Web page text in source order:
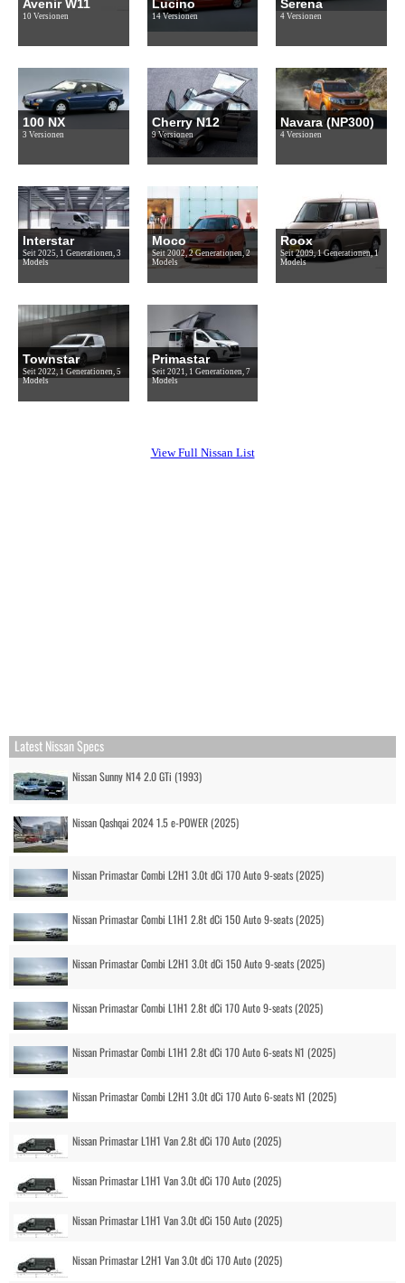
Avenir W11
10 Versionen
Lucino
14 Versionen
Serena
4 Versionen
100 NX
3 Versionen
Cherry N12
9 Versionen
Navara (NP300)
4 Versionen
Interstar
Seit 2025, 1 Generationen, 3
Models
Moco
Seit 2002, 2 Generationen, 2
Models
Roox
Seit 2009, 1 Generationen, 1
Models
Townstar
Seit 2022, 1 Generationen, 5
Models
Primastar
Seit 2021, 1 Generationen, 7
Models
View Full Nissan List
Latest Nissan Specs
Nissan Sunny N14 2.0 GTi (1993)
Nissan Qashqai 2024 1.5 e-POWER (2025)
Nissan Primastar Combi L2H1 3.0t dCi 170 Auto 9-seats (2025)
Nissan Primastar Combi L1H1 2.8t dCi 150 Auto 9-seats (2025)
Nissan Primastar Combi L2H1 3.0t dCi 150 Auto 9-seats (2025)
Nissan Primastar Combi L1H1 2.8t dCi 170 Auto 9-seats (2025)
Nissan Primastar Combi L1H1 2.8t dCi 170 Auto 6-seats N1 (2025)
Nissan Primastar Combi L2H1 3.0t dCi 170 Auto 6-seats N1 (2025)
Nissan Primastar L1H1 Van 2.8t dCi 170 Auto (2025)
Nissan Primastar L1H1 Van 3.0t dCi 170 Auto (2025)
Nissan Primastar L1H1 Van 3.0t dCi 150 Auto (2025)
Nissan Primastar L2H1 Van 3.0t dCi 170 Auto (2025)